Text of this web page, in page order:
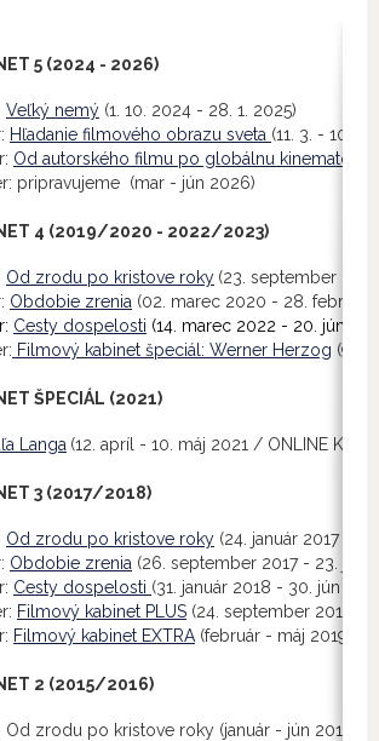
5 (2024 - 2026)
Veľký nemý (1. 10. 2024 - 28. 1. 2025)
Hľadanie filmového obrazu sveta (11. 3. - 10. 6.
Od autorského filmu po globálnu
pripravujeme (mar - jún 2026)
4 (2019/2020 - 2022/2023)
Od zrodu po kristove roky (23. september
Obdobie zrenia (02. marec 2020 - 28. február
Cesty dospelosti (14. marec 2022 - 20. jún
Filmový kabinet špeciál: Werner Herzog (9. -
ŠPECIÁL (2021)
Langa (12. apríl - 10. máj 2021 / ONLINE Kino
3 (2017/2018)
Od zrodu po kristove roky (24. január 2017 - 9.
Obdobie zrenia (26. september 2017 - 23.
Cesty dospelosti (31. január 2018 - 30. jún
Filmový kabinet PLUS (24. september 2018 -
Filmový kabinet EXTRA (február - máj 2019)
2 (2015/2016)
Od zrodu po kristove roky (január - jún 2015)